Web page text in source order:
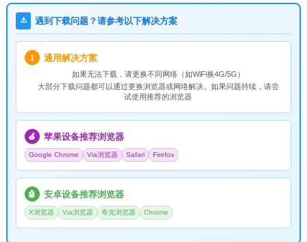
⚠️ 遇到下载问题？请参考以下解决方案
1 通用解决方案
如果无法下载，请更换不同网络（如WiFi换4G/5G）
大部分下载问题都可以通过更换浏览器或网络解决。如果问题持续，请尝
试使用推荐的浏览器
🍎 苹果设备推荐浏览器
Google Chrome Via浏览器 Safari Firefox
🤖 安卓设备推荐浏览器
X浏览器 Via浏览器 夸克浏览器 Chrome